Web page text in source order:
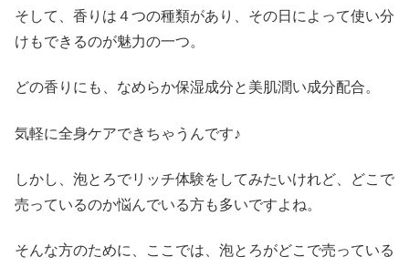
そして、香りは４つの種類があり、その日によって使い分
けもできるのが魅力の一つ。
どの香りにも、なめらか保湿成分と美肌潤い成分配合。
気軽に全身ケアできちゃうんです♪
しかし、泡とろでリッチ体験をしてみたいけれど、どこで
売っているのか悩んでいる方も多いですよね。
そんな方のために、ここでは、泡とろがどこで売っている